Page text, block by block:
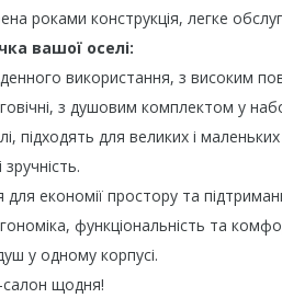
роками конструкція, легке
вашої оселі:
використання, з високим
з душовим комплектом у
підходять для великих і
економії простору та
функціональність та
у одному корпусі.
щодня!